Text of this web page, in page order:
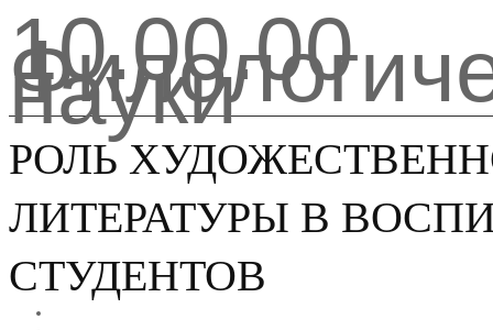
10.00.00
науки
РОЛЬ
ЛИТЕРАТУРЫ В
СТУДЕНТОВ